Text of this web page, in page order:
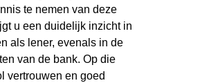
te nemen van deze
u een duidelijk inzicht in
als lener, evenals in de
van de bank. Op die
vertrouwen en goed